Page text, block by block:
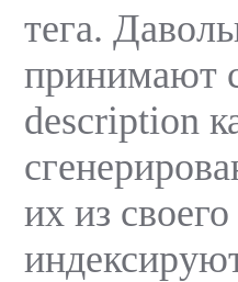
тега.
принимают
description
их из